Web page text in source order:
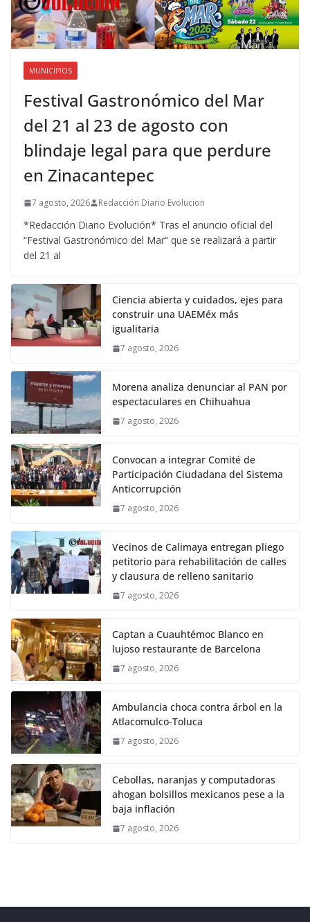
MUNICIPIOS
Festival Gastronómico del Mar
del 21 al 23 de agosto con
blindaje legal para que perdure
en Zinacantepec
7 agosto, 2026 Redacción Diario Evolucion
*Redacción Diario Evolución* Tras el anuncio oficial del
“Festival Gastronómico del Mar“ que se realizará a partir
del 21 al
Ciencia abierta y cuidados, ejes para
construir una UAEMéx más
igualitaria
7 agosto, 2026
Morena analiza denunciar al PAN por
espectaculares en Chihuahua
7 agosto, 2026
Convocan a integrar Comité de
Participación Ciudadana del Sistema
Anticorrupción
7 agosto, 2026
Vecinos de Calimaya entregan pliego
petitorio para rehabilitación de calles
y clausura de relleno sanitario
7 agosto, 2026
Captan a Cuauhtémoc Blanco en
lujoso restaurante de Barcelona
7 agosto, 2026
Ambulancia choca contra árbol en la
Atlacomulco-Toluca
7 agosto, 2026
Cebollas, naranjas y computadoras
ahogan bolsillos mexicanos pese a la
baja inflación
7 agosto, 2026